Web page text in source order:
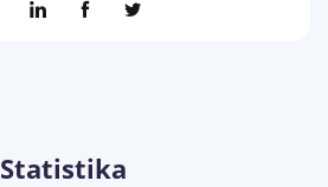
Statistika